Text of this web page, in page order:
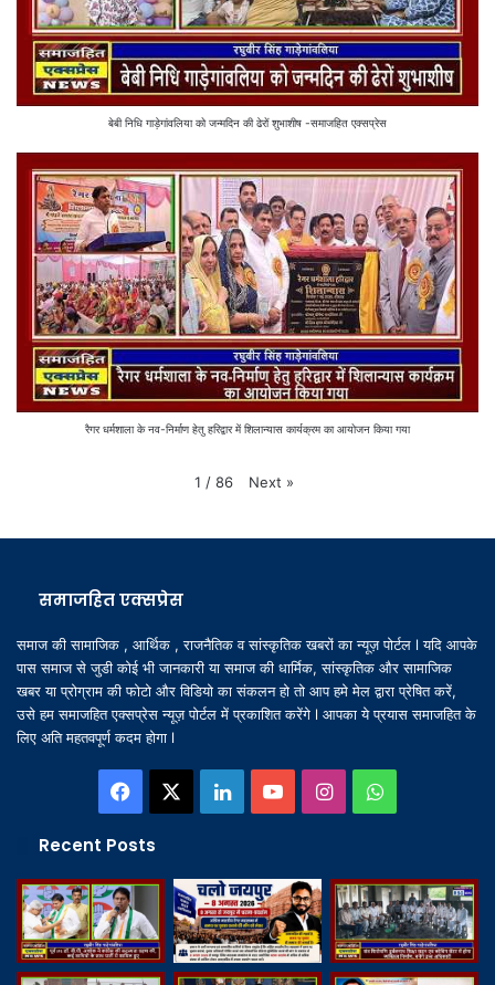
बेबी निधि गाड़ेगांवलिया को जन्मदिन की ढेरों शुभाशीष -समाजहित एक्सप्रेस
रैगर धर्मशाला के नव-निर्माण हेतु हरिद्वार में शिलान्यास कार्यक्रम का आयोजन किया गया
1 / 86 Next »
समाजहित एक्सप्रेस
समाज की सामाजिक , आर्थिक , राजनैतिक व सांस्कृतिक खबरों का न्यूज़ पोर्टल l यदि आपके
पास समाज से जुडी कोई भी जानकारी या समाज की धार्मिक, सांस्कृतिक और सामाजिक
खबर या प्रोग्राम की फोटो और विडियो का संकलन हो तो आप हमे मेल द्वारा प्रेषित करें,
उसे हम समाजहित एक्सप्रेस न्यूज़ पोर्टल में प्रकाशित करेंगे l आपका ये प्रयास समाजहित के
लिए अति महतवपूर्ण कदम होगा l
Facebook LinkedInYouTubeInstagramWhatsApp
Recent Posts